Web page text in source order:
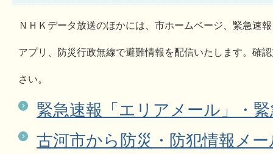
ＮＨＫデータ放送のほかには、市ホームページ、緊急速
アプリ、防災行政無線で避難情報を配信いたします。確
さい。
緊急速報「エリアメール」・
古河市から防災・防犯情報メ